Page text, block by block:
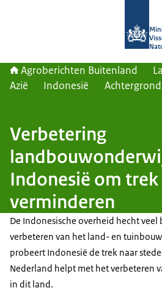
Agroberichten Buitenland
Azië
Indonesië Achtergrond
Verbetering
Indonesië om
verminderen
De Indonesische overheid hecht veel
verbeteren van het land- en
probeert Indonesië de trek naar
Nederland helpt met het verbeteren
in dit land.